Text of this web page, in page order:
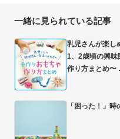
一緒に見られている記事
乳児さんが楽し
1、2歳頃の興味
作り方まとめ〜
「困った！」